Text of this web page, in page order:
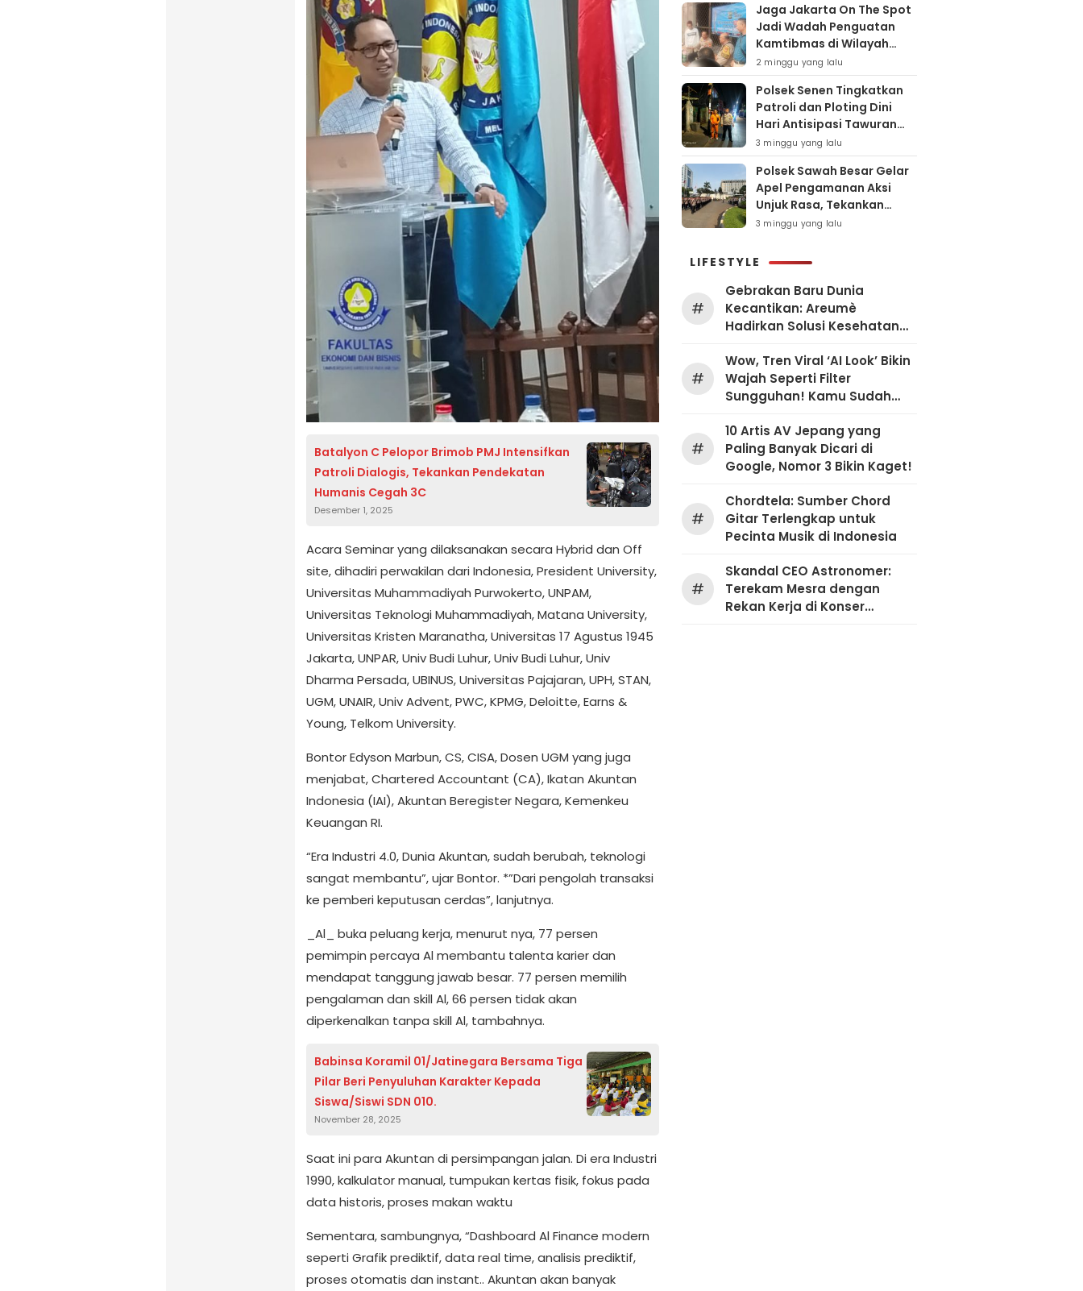
Batalyon C Pelopor Brimob PMJ Intensifkan
Patroli Dialogis, Tekankan Pendekatan
Humanis Cegah 3C
Desember 1, 2025
Acara Seminar yang dilaksanakan secara Hybrid dan Off
site, dihadiri perwakilan dari Indonesia, President University,
Universitas Muhammadiyah Purwokerto, UNPAM,
Universitas Teknologi Muhammadiyah, Matana University,
Universitas Kristen Maranatha, Universitas 17 Agustus 1945
Jakarta, UNPAR, Univ Budi Luhur, Univ Budi Luhur, Univ
Dharma Persada, UBINUS, Universitas Pajajaran, UPH, STAN,
UGM, UNAIR, Univ Advent, PWC, KPMG, Deloitte, Earns &
Young, Telkom University.
Bontor Edyson Marbun, CS, CISA, Dosen UGM yang juga
menjabat, Chartered Accountant (CA), Ikatan Akuntan
Indonesia (IAI), Akuntan Beregister Negara, Kemenkeu
Keuangan RI.
“Era Industri 4.0, Dunia Akuntan, sudah berubah, teknologi
sangat membantu”, ujar Bontor. *”Dari pengolah transaksi
ke pemberi keputusan cerdas”, lanjutnya.
_Al_ buka peluang kerja, menurut nya, 77 persen
pemimpin percaya Al membantu talenta karier dan
mendapat tanggung jawab besar. 77 persen memilih
pengalaman dan skill Al, 66 persen tidak akan
diperkenalkan tanpa skill Al, tambahnya.
Babinsa Koramil 01/Jatinegara Bersama Tiga
Pilar Beri Penyuluhan Karakter Kepada
Siswa/Siswi SDN 010.
November 28, 2025
Saat ini para Akuntan di persimpangan jalan. Di era Industri
1990, kalkulator manual, tumpukan kertas fisik, fokus pada
data historis, proses makan waktu
Sementara, sambungnya, “Dashboard Al Finance modern
seperti Grafik prediktif, data real time, analisis prediktif,
proses otomatis dan instant.. Akuntan akan banyak
Jaga Jakarta On The Spot
Jadi Wadah Penguatan
Kamtibmas di Wilayah
Kampung Bali
2 minggu yang lalu
Polsek Senen Tingkatkan
Patroli dan Ploting Dini
Hari Antisipasi Tawuran
serta Gangguan
Kamtibmas
3 minggu yang lalu
Polsek Sawah Besar Gelar
Apel Pengamanan Aksi
Unjuk Rasa, Tekankan
Pelayanan Humanis dan
3 minggu yang lalu
LIFESTYLE
#
Gebrakan Baru Dunia
Kecantikan: Areumè
Hadirkan Solusi Kesehatan
#
Wow, Tren Viral ‘AI Look’ Bikin
Wajah Seperti Filter
Sungguhan! Kamu Sudah
#
10 Artis AV Jepang yang
Paling Banyak Dicari di
Google, Nomor 3 Bikin Kaget!
#
Chordtela: Sumber Chord
Gitar Terlengkap untuk
Pecinta Musik di Indonesia
#
Skandal CEO Astronomer:
Terekam Mesra dengan
Rekan Kerja di Konser